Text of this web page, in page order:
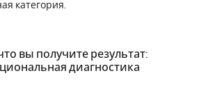
категория.
вы получите результат:
диагностика